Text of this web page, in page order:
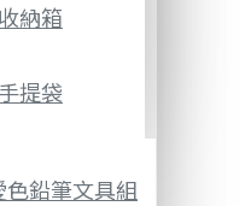
納箱
提袋
鉛筆文具組